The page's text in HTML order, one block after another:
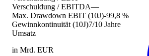
Verschuldung / EBITDA—
Max. Drawdown EBIT (10J)-99,8 %
Gewinnkontinuität (10J)7/10 Jahre
Umsatz
in Mrd. EUR